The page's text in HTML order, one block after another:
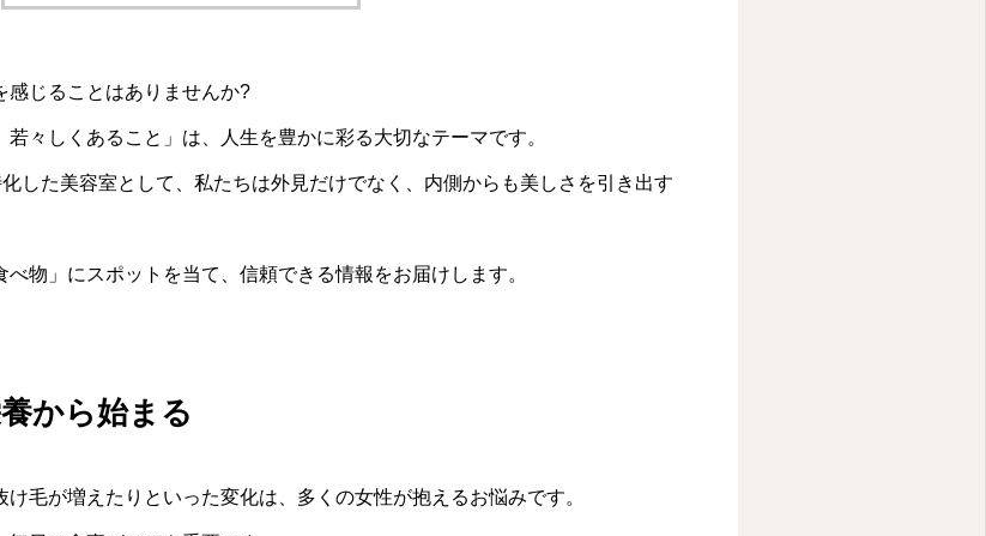
感じることはありませんか?
々しくあること」は、人生を豊かに彩る大切なテーマです。
した美容室として、私たちは外見だけでなく、内側からも美しさを引き出す
物」にスポットを当て、信頼できる情報をお届けします。
から始まる
毛が増えたりといった変化は、多くの女性が抱えるお悩みです。